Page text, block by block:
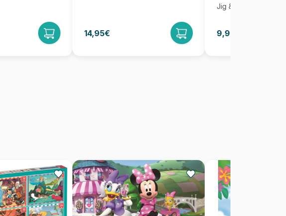
14,95€
Jig & Puz
9,95€